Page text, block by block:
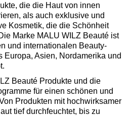
die die Haut von innen
als auch exklusive und
Kosmetik, die die Schönheit
Marke MALU WILZ Beauté ist
und internationalen Beauty-
Europa, Asien, Nordamerika und
Beauté Produkte und die
für einen schönen und
Produkten mit hochwirksamer
tief durchfeuchtet, bis zu